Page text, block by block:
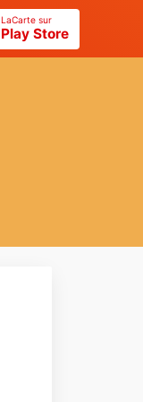
LaCarte sur
Play Store